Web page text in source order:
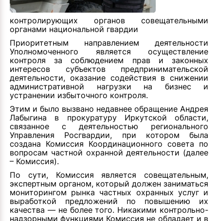
контролирующих органов совещательными
органами национальной гвардии
Приоритетным направлением деятельности
Уполномоченного является осуществление
контроля за соблюдением прав и законных
интересов субъектов предпринимательской
деятельности, оказание содействия в снижении
административной нагрузки на бизнес и
устранении избыточного контроля.
Этим и было вызвано недавнее обращение Андрея
Лабыгина в прокуратуру Иркутской области,
связанное с деятельностью регионального
Управления Росгвардии, при котором была
создана Комиссия Координационного совета по
вопросам частной охранной деятельности (далее
– Комиссия).
По сути, Комиссия является совещательным,
экспертным органом, который должен заниматься
мониторингом рынка частных охранных услуг и
выработкой предложений по повышению их
качества — не более того. Никакими контрольно-
надзорными функциями Комиссия не обладает и в